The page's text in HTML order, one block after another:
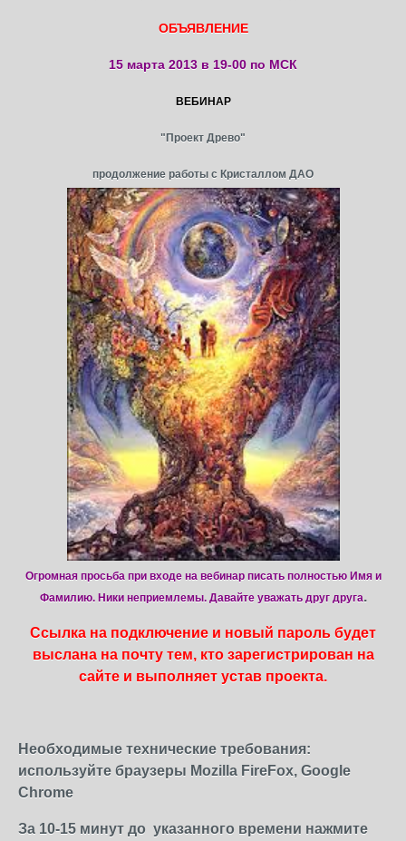
ОБЪЯВЛЕНИЕ
15 марта 2013 в 19-00 по МСК
ВЕБИНАР
"Проект Древо"
продолжение работы с Кристаллом ДАО
Огромная просьба при входе на вебинар писать полностью Имя и
Фамилию. Ники неприемлемы. Давайте уважать друг друга.
Ссылка на подключение и новый пароль будет
выслана на почту тем, кто зарегистрирован на
сайте и выполняет устав проекта.
Необходимые технические требования:
используйте браузеры Mozilla FireFox, Google
Chrome
За 10-15 минут до указанного времени нажмите